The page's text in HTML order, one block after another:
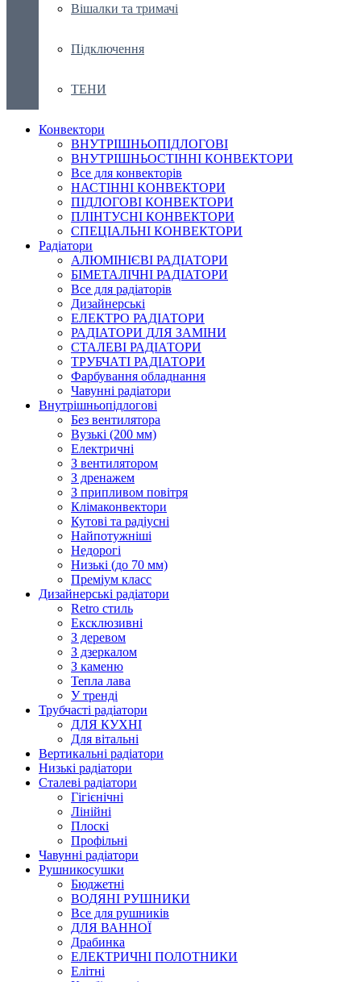
Вішалки та тримачі
Підключення
ТЕНИ
Конвектори
ВНУТРІШНЬОПІДЛОГОВІ
ВНУТРІШНЬОСТІННІ КОНВЕКТОРИ
Все для конвекторів
НАСТІННІ КОНВЕКТОРИ
ПІДЛОГОВІ КОНВЕКТОРИ
ПЛІНТУСНІ КОНВЕКТОРИ
СПЕЦІАЛЬНІ КОНВЕКТОРИ
Радіатори
АЛЮМІНІЄВІ РАДІАТОРИ
БІМЕТАЛІЧНІ РАДІАТОРИ
Все для радіаторів
Дизайнерські
ЕЛЕКТРО РАДІАТОРИ
РАДІАТОРИ ДЛЯ ЗАМІНИ
СТАЛЕВІ РАДІАТОРИ
ТРУБЧАТІ РАДІАТОРИ
Фарбування обладнання
Чавунні радіатори
Внутрішньопідлогові
Без вентилятора
Вузькі (200 мм)
Електричні
З вентилятором
З дренажем
З припливом повітря
Клімаконвектори
Кутові та радіусні
Найпотужніші
Недорогі
Низькі (до 70 мм)
Преміум класс
Дизайнерські радіатори
Retro стиль
Ексклюзивні
З деревом
З дзеркалом
З каменю
Тепла лава
У тренді
Трубчасті радіатори
ДЛЯ КУХНІ
Для вітальні
Вертикальні радіатори
Низькі радіатори
Сталеві радіатори
Гігієнічні
Лінійні
Плоскі
Профільні
Чавунні радіатори
Рушникосушки
Бюджетні
ВОДЯНІ РУШНИКИ
Все для рушників
ДЛЯ ВАННОЇ
Драбинка
ЕЛЕКТРИЧНІ ПОЛОТНИКИ
Елітні